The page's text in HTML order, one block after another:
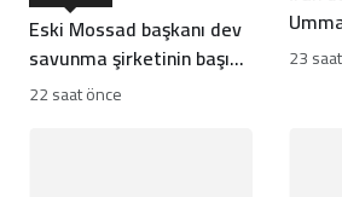
Eski Mossad başkanı dev
savunma şirketinin başına
geçti
22 saat önce
23